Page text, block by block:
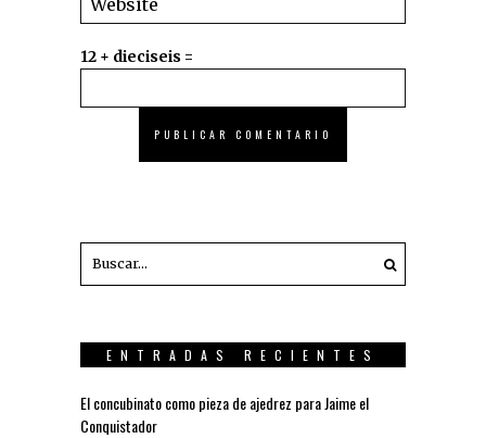
12 + dieciseis =
ENTRADAS RECIENTES
El concubinato como pieza de ajedrez para Jaime el
Conquistador